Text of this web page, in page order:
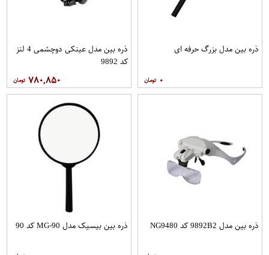
ذره بین مدل بزرگ حرفه ای
۰
ذره بین مدل عینکی دوچشمی 4 لنز
کد 9892
۷۸۰,۸۵۰
ذره بین مدل 9892B2 کد NG9480 ذره بین بیسیک مدل MG-90 کد 90